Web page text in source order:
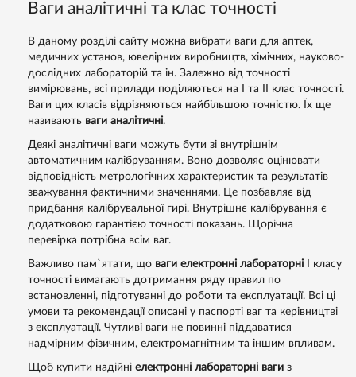
Ваги аналітичні та клас точності
В даному розділі сайту можна вибрати ваги для аптек,
медичних установ, ювелірних виробництв, хімічних, науково-
дослідних лабораторій та ін. Залежно від точності
вимірювань, всі прилади поділяються на I та II клас точності.
Ваги цих класів відрізняються найбільшою точністю. Їх ще
називають ваги аналітичні.
Деякі аналітичні ваги можуть бути зі внутрішнім
автоматичним калібруванням. Воно дозволяє оцінювати
відповідність метрологічних характеристик та результатів
зважування фактичними значеннями. Це позбавляє від
придбання калібрувальної гирі. Внутрішнє калібрування є
додатковою гарантією точності показань. Щорічна
перевірка потрібна всім ваг.
Важливо пам`ятати, що ваги електронні лабораторні I класу
точності вимагають дотримання ряду правил по
встановленні, підготуванні до роботи та експлуатації. Всі ці
умови та рекомендації описані у паспорті ваг та керівництві
з експлуатації. Чутливі ваги не повинні піддаватися
надмірним фізичним, електромагнітним та іншим впливам.
Щоб купити надійні електронні лабораторні ваги з